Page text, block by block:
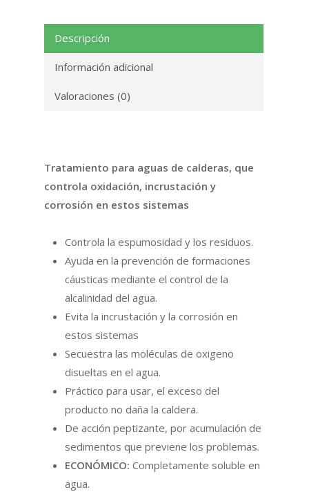
Descripción
Información adicional
Valoraciones (0)
Tratamiento para aguas de calderas, que
controla oxidación, incrustación y
corrosión en estos sistemas
Controla la espumosidad y los residuos.
Ayuda en la prevención de formaciones
cáusticas mediante el control de la
alcalinidad del agua.
Evita la incrustación y la corrosión en
estos sistemas
Secuestra las moléculas de oxigeno
disueltas en el agua.
Práctico para usar, el exceso del
producto no daña la caldera.
De acción peptizante, por acumulación de
sedimentos que previene los problemas.
ECONÓMICO: Completamente soluble en
agua.